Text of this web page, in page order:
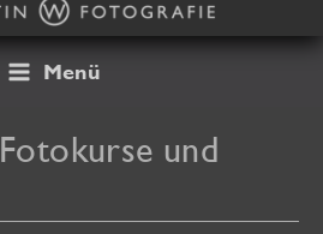
Menü
und